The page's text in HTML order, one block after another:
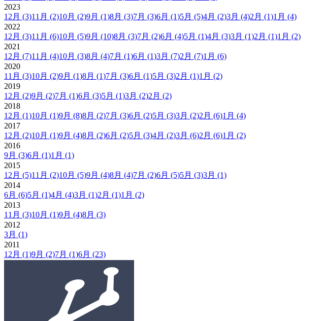
2023
12月 (3)11月 (2)10月 (2)9月 (1)8月 (3)7月 (3)6月 (1)5月 (5)4月 (2)3月 (4)2月 (1)1月 (4)
2022
12月 (3)11月 (6)10月 (5)9月 (10)8月 (3)7月 (2)6月 (4)5月 (1)4月 (3)3月 (1)2月 (1)1月 (2)
2021
12月 (7)11月 (4)10月 (3)8月 (4)7月 (1)6月 (1)3月 (7)2月 (7)1月 (6)
2020
11月 (3)10月 (2)9月 (1)8月 (1)7月 (3)6月 (1)5月 (3)2月 (1)1月 (2)
2019
12月 (2)9月 (2)7月 (1)6月 (3)5月 (1)3月 (2)2月 (2)
2018
12月 (1)10月 (1)9月 (8)8月 (2)7月 (3)6月 (2)5月 (3)3月 (2)2月 (6)1月 (4)
2017
12月 (2)10月 (1)9月 (4)8月 (2)6月 (2)5月 (3)4月 (2)3月 (6)2月 (6)1月 (2)
2016
9月 (3)6月 (1)1月 (1)
2015
12月 (5)11月 (2)10月 (5)9月 (4)8月 (4)7月 (2)6月 (5)5月 (3)3月 (1)
2014
6月 (6)5月 (1)4月 (4)3月 (1)2月 (1)1月 (2)
2013
11月 (3)10月 (1)9月 (4)8月 (3)
2012
3月 (1)
2011
12月 (1)9月 (2)7月 (1)6月 (23)